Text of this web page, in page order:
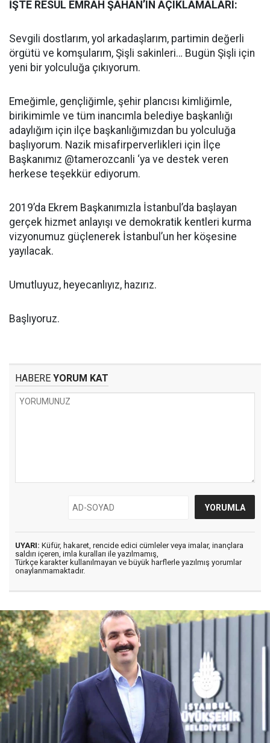
İŞTE RESÜL EMRAH ŞAHAN’IN AÇIKLAMALARI:
Sevgili dostlarım, yol arkadaşlarım, partimin değerli
örgütü ve komşularım, Şişli sakinleri… Bugün Şişli için
yeni bir yolculuğa çıkıyorum.
Emeğimle, gençliğimle, şehir plancısı kimliğimle,
birikimimle ve tüm inancımla belediye başkanlığı
adaylığım için ilçe başkanlığımızdan bu yolculuğa
başlıyorum. Nazik misafirperverlikleri için İlçe
Başkanımız @tamerozcanli ‘ya ve destek veren
herkese teşekkür ediyorum.
2019’da Ekrem Başkanımızla İstanbul’da başlayan
gerçek hizmet anlayışı ve demokratik kentleri kurma
vizyonumuz güçlenerek İstanbul’un her köşesine
yayılacak.
Umutluyuz, heyecanlıyız, hazırız.
Başlıyoruz.
HABERE YORUM KAT
UYARI: Küfür, hakaret, rencide edici cümleler veya imalar, inançlara
saldırı içeren, imla kuralları ile yazılmamış,
Türkçe karakter kullanılmayan ve büyük harflerle yazılmış yorumlar
onaylanmamaktadır.